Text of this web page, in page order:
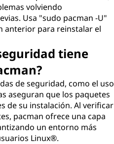
volviendo
Usa "sudo pacman -U"
anterior para reinstalar el
tiene
de seguridad, como el uso
aseguran que los paquetes
de su instalación. Al verificar
pacman ofrece una capa
un entorno más
Linux®.